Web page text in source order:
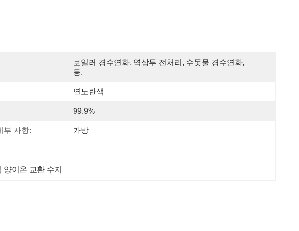
보일러 경수연화, 역삼투 전처리, 수돗물 경수연화,
등.
연노란색
99.9%
부 사항: 가방
양이온 교환 수지